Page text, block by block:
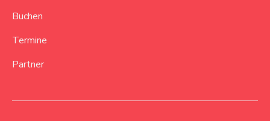
Buchen
Termine
Partner